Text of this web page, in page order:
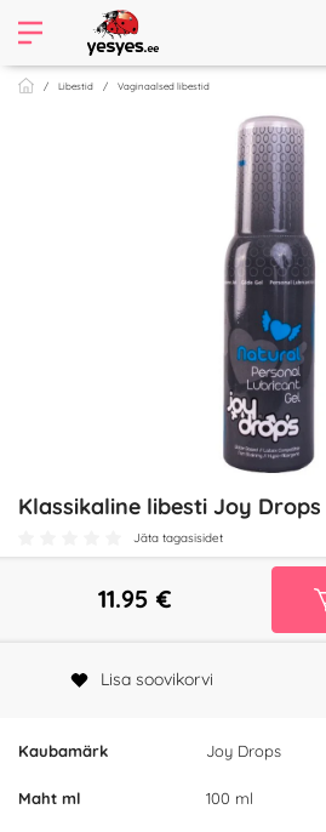
Libestid Vaginaalsed libestid
Klassikaline libesti Joy Drops
Jäta tagasisidet
Kaubamärk Joy Drops
Maht ml 100 ml
11.95 €
Lisa soovikorvi